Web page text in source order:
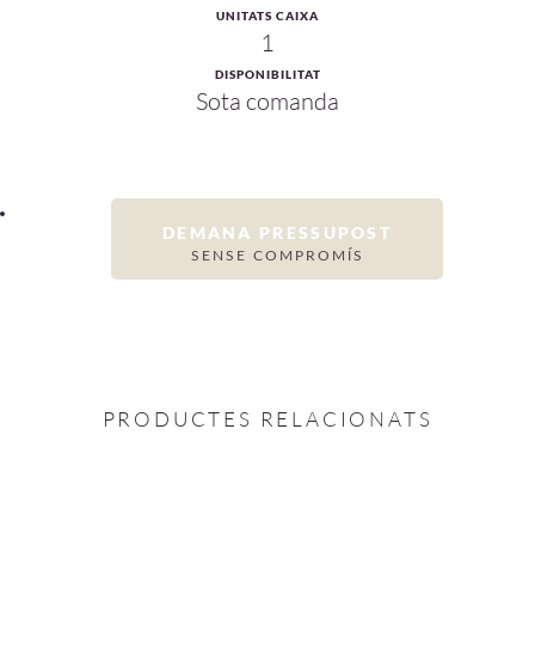
UNITATS CAIXA
1
DISPONIBILITAT
Sota comanda
DEMANA PRESSUPOST
SENSE COMPROMÍS
PRODUCTES RELACIONATS